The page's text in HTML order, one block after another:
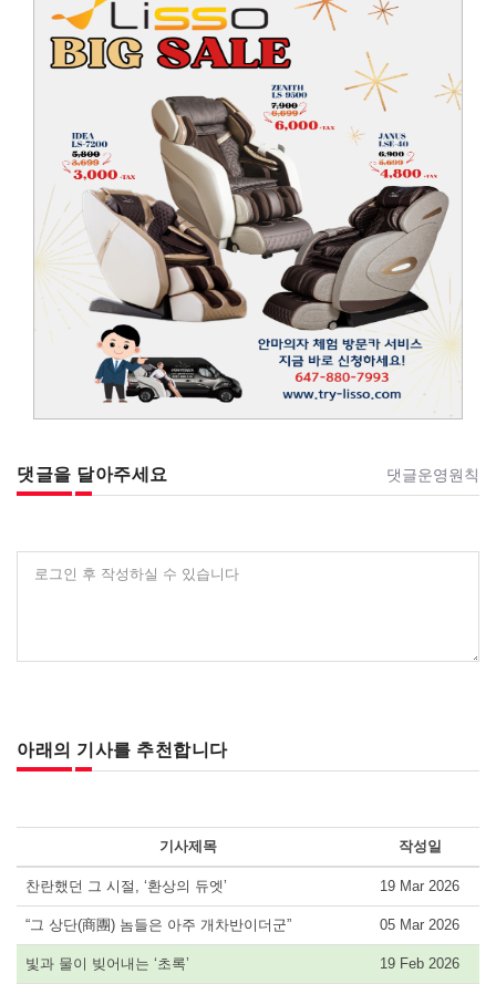
댓글을 달아주세요 댓글운영원칙
로그인 후 작성하실 수 있습니다
아래의 기사를 추천합니다
기사제목 작성일
찬란했던 그 시절, ‘환상의 듀엣’ 19 Mar 2026
“그 상단(商團) 놈들은 아주 개차반이더군” 05 Mar 2026
빛과 물이 빚어내는 ‘초록’ 19 Feb 2026